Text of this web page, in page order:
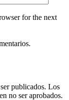
for the next
publicados. Los
no ser aprobados.